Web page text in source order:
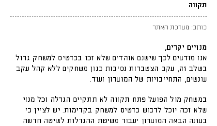
תקווה
כותב: מערכת האתר
מנויים יקרים,
אנו מודעים לכך שישנם אוהדים שלא זכו בכרטיס למשחק גדול
בשלב זה, עקב הצטברות נסיבות כגון משחקים ללא קהל עקב
עונשים, התחייבויות של המועדון ועוד.
במשחק מול הפועל פתח תקווה לא תתקיים הגרלה וכל מנוי
שלא זכה יוכל לרכוש כרטיס למשחק בקדימות. יש לציין כי
בעונה הבאה המועדון יעבור משיטת ההגרלות לשיטה חדשה